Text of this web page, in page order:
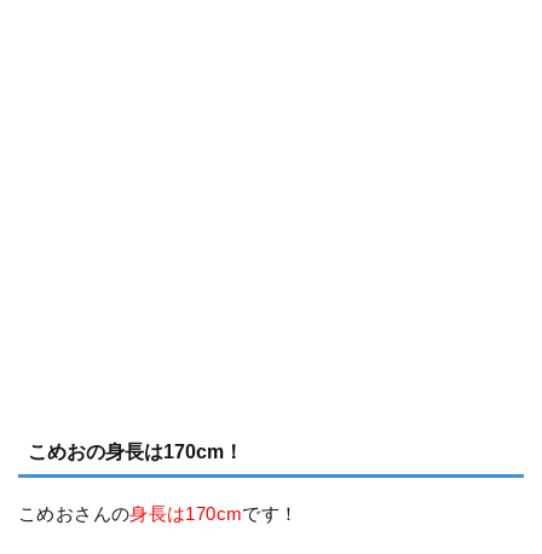
こめおの身長は170cm！
こめおさんの身長は170cmです！